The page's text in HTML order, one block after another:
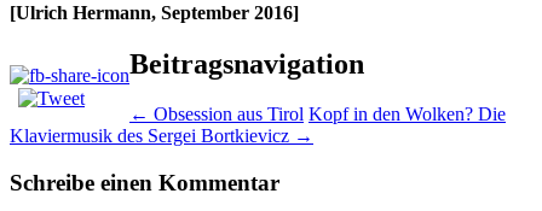
[Ulrich Hermann, September 2016]
Beitragsnavigation
← Obsession aus Tirol Kopf in den Wolken? Die
Klaviermusik des Sergei Bortkievicz →
Schreibe einen Kommentar